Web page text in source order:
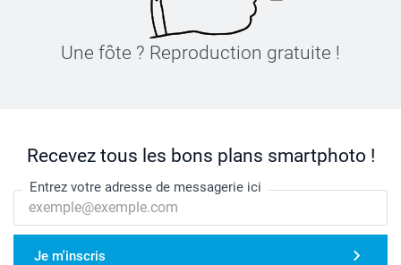
Une fôte ? Reproduction gratuite !
Recevez tous les bons plans smartphoto !
Entrez votre adresse de messagerie ici
Je m'inscris